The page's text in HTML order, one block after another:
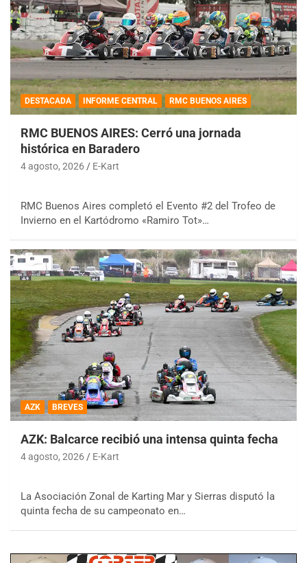
DESTACADA INFORME CENTRAL RMC BUENOS AIRES
RMC BUENOS AIRES: Cerró una jornada
histórica en Baradero
4 agosto, 2026 E-Kart
RMC Buenos Aires completó el Evento #2 del Trofeo de
Invierno en el Kartódromo «Ramiro Tot»…
AZK BREVES
AZK: Balcarce recibió una intensa quinta fecha
4 agosto, 2026 E-Kart
La Asociación Zonal de Karting Mar y Sierras disputó la
quinta fecha de su campeonato en…